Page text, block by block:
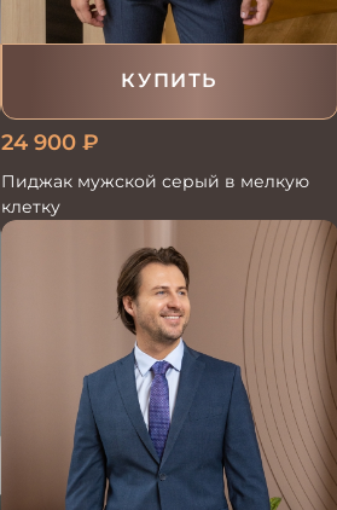
КУПИТЬ
24 900 ₽
Пиджак мужской серый в мелкую
клетку